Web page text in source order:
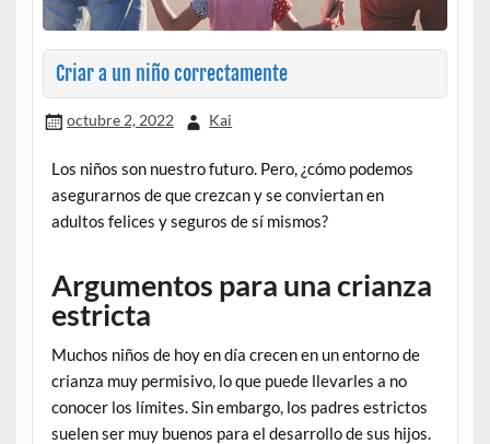
Criar a un niño correctamente
octubre 2, 2022 Kai
Los niños son nuestro futuro. Pero, ¿cómo podemos
asegurarnos de que crezcan y se conviertan en
adultos felices y seguros de sí mismos?
Argumentos para una crianza
estricta
Muchos niños de hoy en día crecen en un entorno de
crianza muy permisivo, lo que puede llevarles a no
conocer los límites. Sin embargo, los padres estrictos
suelen ser muy buenos para el desarrollo de sus hijos.